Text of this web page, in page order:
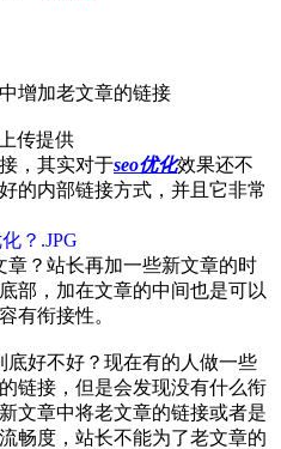
增加老文章的链接
传提供
，其实对于seo优化效果还不
的内部链接方式，并且它非常
章？‍‍站长再加一些新文章的时
部，加在文章的中间也是可以
有衔接性。
底好不好？‍‍现在有的人做一些
链接，但是会发现没有什么衔
文章中将老文章的链接‍‍或者是
畅度，站长不能为了老文章的